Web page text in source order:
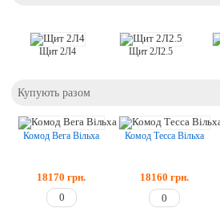
Щит 2Л4 Щит 2Л2.5
Купують разом
Комод Вега Вільха
18170 грн.
Комод Тесса Вільха
18160 грн.